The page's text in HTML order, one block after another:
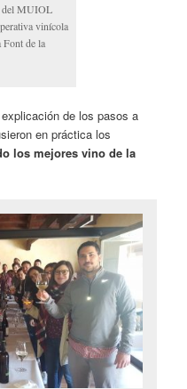
del MUIOL
vinícola
de la
de los pasos a
en práctica los
los mejores vino de la